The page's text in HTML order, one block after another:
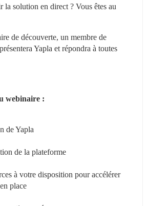
la solution en direct ? Vous êtes au
de découverte, un membre de
Yapla et répondra à toutes
webinaire :
de Yapla
de la plateforme
à votre disposition pour accélérer
place